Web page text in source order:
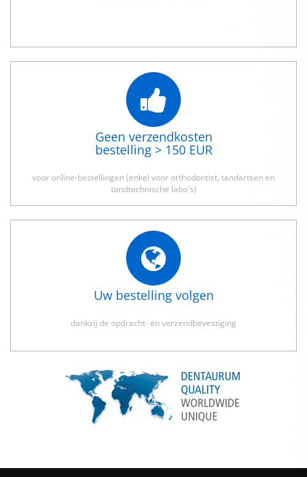
Geen verzendkosten
bestelling > 150 EUR
voor online-bestellingen (enkel voor orthodontist, tandartsen en
tandtechnische labo's)
Uw bestelling volgen
dankzij de opdracht- en verzendbevestiging